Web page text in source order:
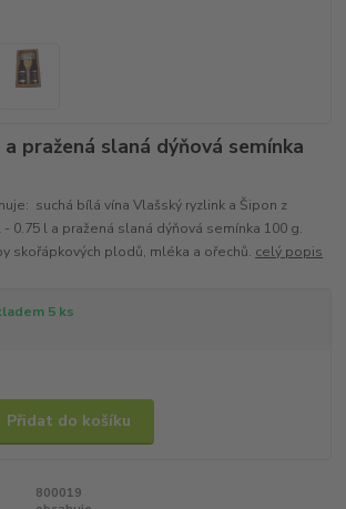
pražená slaná dýňová semínka
suchá bílá vína Vlašský ryzlink a Šipon z
0.75 l a pražená slaná dýňová semínka 100 g.
skořápkových plodů, mléka a ořechů. celý popis
5 ks
Přidat do košíku
800019